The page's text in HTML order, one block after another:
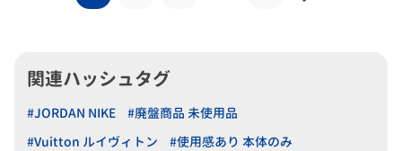
関連ハッシュタグ
#JORDAN NIKE
#廃盤商品 未使用品
#Vuitton ルイヴィトン
#使用感あり 本体のみ